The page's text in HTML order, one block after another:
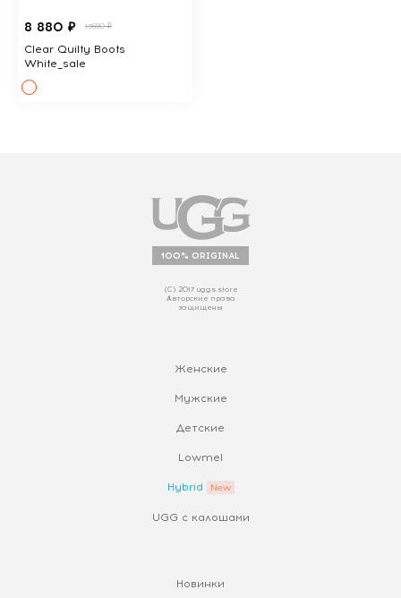
8 880 ₽ 13690 ₽
Clear Quilty Boots
White_sale
100% ORIGINAL
(С) 2017 uggs.store
Авторские права
защищены
Женские
Мужские
Детские
Lowmel
Hybrid
UGG с калошами
Новинки